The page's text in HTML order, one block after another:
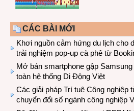
CÁC BÀI MỚI
Khơi nguồn cảm hứng du lịch cho
trải nghiệm pop-up cà phê từ
Mở bán smartphone gập
toàn hệ thống Di Động Việt
Các giải pháp Trí tuệ Công nghiệp
chuyển đổi số ngành công nghiệp